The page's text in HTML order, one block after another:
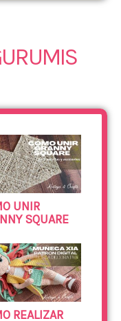
UNIR
SQUARE
REALIZAR